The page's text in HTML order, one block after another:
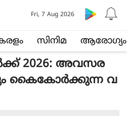
സിനിമ ആരോഗ്യം
Fri, 7 Aug 2026
2026: അവസര
കൈകോർക്കുന്ന വ